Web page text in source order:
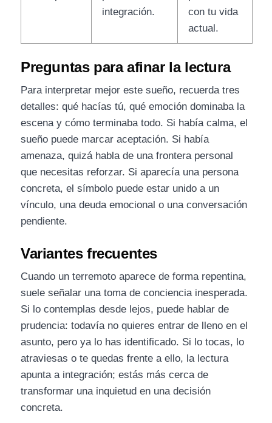
integración.
con tu vida
actual.
Preguntas para afinar la lectura
Para interpretar mejor este sueño, recuerda tres
detalles: qué hacías tú, qué emoción dominaba la
escena y cómo terminaba todo. Si había calma, el
sueño puede marcar aceptación. Si había
amenaza, quizá habla de una frontera personal
que necesitas reforzar. Si aparecía una persona
concreta, el símbolo puede estar unido a un
vínculo, una deuda emocional o una conversación
pendiente.
Variantes frecuentes
Cuando un terremoto aparece de forma repentina,
suele señalar una toma de conciencia inesperada.
Si lo contemplas desde lejos, puede hablar de
prudencia: todavía no quieres entrar de lleno en el
asunto, pero ya lo has identificado. Si lo tocas, lo
atraviesas o te quedas frente a ello, la lectura
apunta a integración; estás más cerca de
transformar una inquietud en una decisión
concreta.